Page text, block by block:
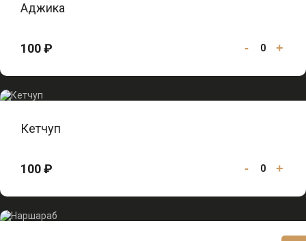
Аджика
100 ₽ - 0 +
Кетчуп
100 ₽ - 0 +